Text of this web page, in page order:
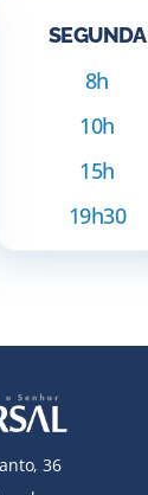
SEGUNDA
8h
10h
15h
19h30
36